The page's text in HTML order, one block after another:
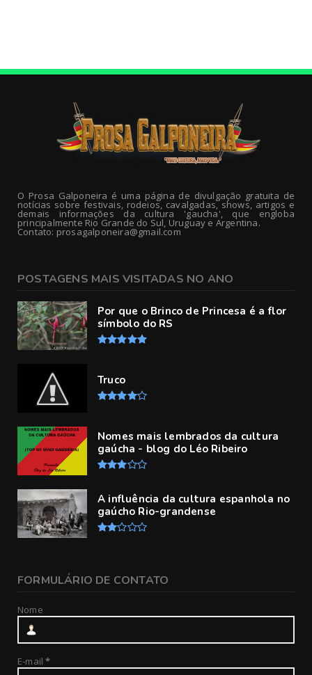
O Prosa Galponeira é uma página de divulgação gratuita de
notícias sobre festivais, rodeios, cavalgadas, shows, artigos e
demais informações da cultura 'gaucha', que engloba
principalmente Rio Grande do Sul, Uruguay e Argentina.
Contato: prosagalponeira@gmail.com
POSTAGENS MAIS VISITADAS NO ANO
Por que o Brinco de Princesa é a flor
símbolo do RS
Truco
Nomes mais lembrados da cultura
gaúcha - blog do Léo Ribeiro
A influência da cultura espanhola no
gaúcho Rio-grandense
FORMULÁRIO DE CONTATO
Nome
E-mail*